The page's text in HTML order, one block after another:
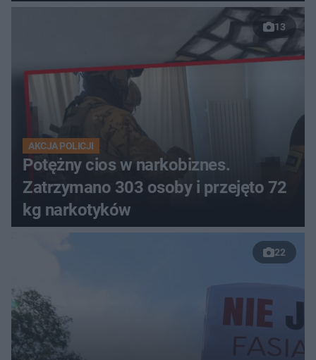
13
AKCJA POLICJI
Potężny cios w narkobiznes.
Zatrzymano 303 osoby i przejęto 72
kg narkotyków
22